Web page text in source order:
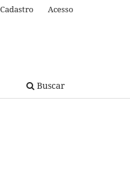
Buscar
Cadastro Acesso